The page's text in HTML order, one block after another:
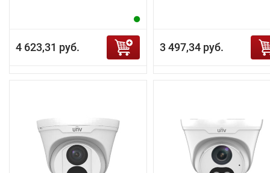
4 623,31 руб. 3 497,34 руб.